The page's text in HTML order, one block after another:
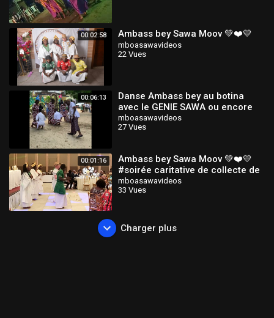
00:02:58 Ambass bey Sawa Moov 💚❤️💛
mboasawavideos
22 Vues
00:06:13
Danse Ambass bey au botina
avec le GENIE SAWA ou encore
appelé Groupe des Ingénieurs
mboasawavideos
27 Vues
00:01:16
Ambass bey Sawa Moov 💚❤️💛
#soirée caritative de collecte de
fonds par le #Lion Club
International#
mboasawavideos
33 Vues
Charger plus